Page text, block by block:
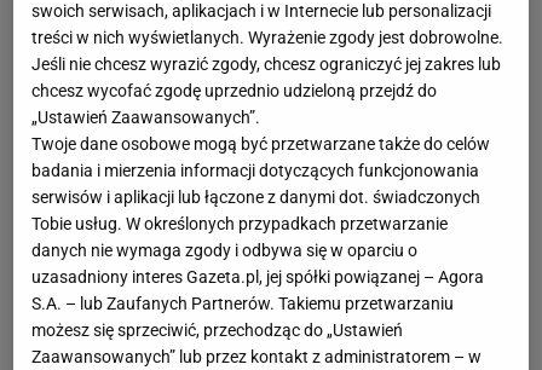
swoich serwisach, aplikacjach i w Internecie lub personalizacji
treści w nich wyświetlanych. Wyrażenie zgody jest dobrowolne.
Jeśli nie chcesz wyrazić zgody, chcesz ograniczyć jej zakres lub
chcesz wycofać zgodę uprzednio udzieloną przejdź do
„Ustawień Zaawansowanych”.
Twoje dane osobowe mogą być przetwarzane także do celów
badania i mierzenia informacji dotyczących funkcjonowania
serwisów i aplikacji lub łączone z danymi dot. świadczonych
Tobie usług. W określonych przypadkach przetwarzanie
danych nie wymaga zgody i odbywa się w oparciu o
uzasadniony interes Gazeta.pl, jej spółki powiązanej – Agora
S.A. – lub Zaufanych Partnerów. Takiemu przetwarzaniu
możesz się sprzeciwić, przechodząc do „Ustawień
Zaawansowanych” lub przez kontakt z administratorem – w